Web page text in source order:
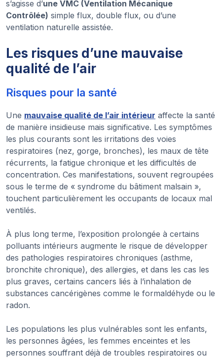
s’agisse d’une VMC (Ventilation Mécanique
Contrôlée) simple flux, double flux, ou d’une
ventilation naturelle assistée.
Les risques d’une mauvaise
qualité de l’air
Risques pour la santé
Une mauvaise qualité de l’air intérieur affecte la santé
de manière insidieuse mais significative. Les symptômes
les plus courants sont les irritations des voies
respiratoires (nez, gorge, bronches), les maux de tête
récurrents, la fatigue chronique et les difficultés de
concentration. Ces manifestations, souvent regroupées
sous le terme de « syndrome du bâtiment malsain »,
touchent particulièrement les occupants de locaux mal
ventilés.
À plus long terme, l’exposition prolongée à certains
polluants intérieurs augmente le risque de développer
des pathologies respiratoires chroniques (asthme,
bronchite chronique), des allergies, et dans les cas les
plus graves, certains cancers liés à l’inhalation de
substances cancérigènes comme le formaldéhyde ou le
radon.
Les populations les plus vulnérables sont les enfants,
les personnes âgées, les femmes enceintes et les
personnes souffrant déjà de troubles respiratoires ou